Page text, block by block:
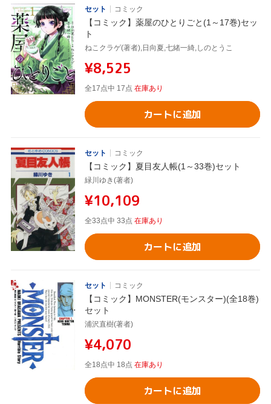
セット コミック
【コミック】薬屋のひとりごと(1～17巻)セッ
ト
ねこクラゲ(著者),日向夏,七緒一綺,しのとうこ
¥8,525
全17点中 17点 在庫あり
カートに追加
セット コミック
【コミック】夏目友人帳(1～33巻)セット
緑川ゆき(著者)
¥10,109
全33点中 33点 在庫あり
カートに追加
セット コミック
【コミック】MONSTER(モンスター)(全18巻)
セット
浦沢直樹(著者)
¥4,070
全18点中 18点 在庫あり
カートに追加